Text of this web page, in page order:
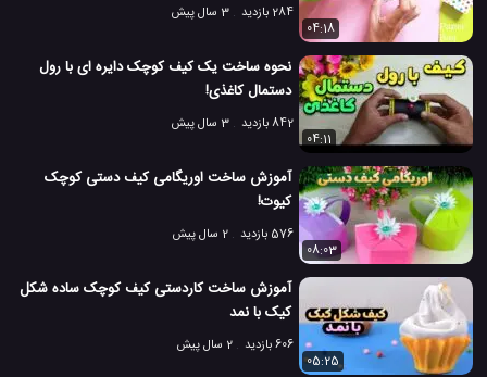
284 بازدید
3 سال پیش
04:18
نحوه ساخت یک کیف کوچک دایره ای با رول
دستمال کاغذی!
842 بازدید
3 سال پیش
04:11
آموزش ساخت اوریگامی کیف دستی کوچک
کیوت!
576 بازدید
2 سال پیش
08:03
آموزش ساخت کاردستی کیف کوچک ساده شکل
کیک با نمد
606 بازدید
2 سال پیش
05:25